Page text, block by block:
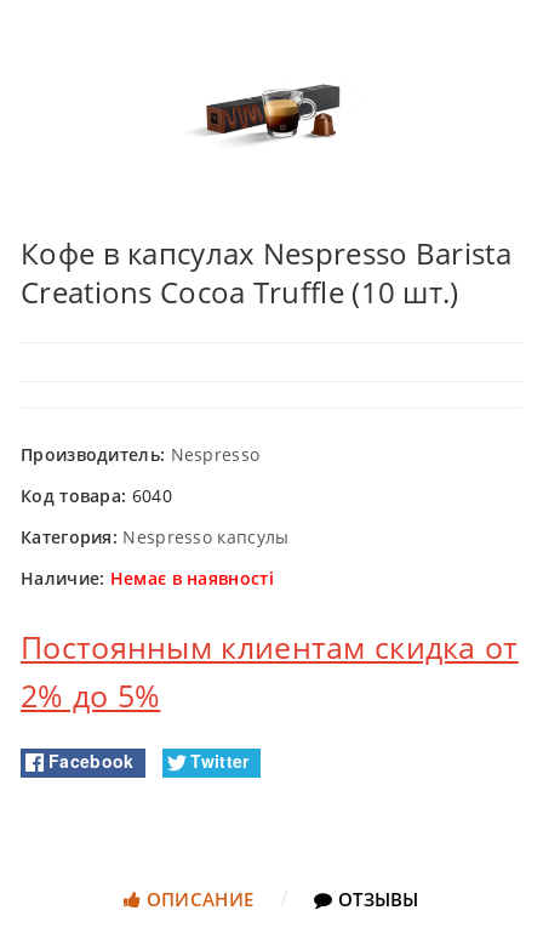
Кофе в капсулах Nespresso Barista
Creations Cocoa Truffle (10 шт.)
Производитель: Nespresso
Код товара: 6040
Категория: Nespresso капсулы
Наличие: Немає в наявності
Постоянным клиентам скидка от
2% до 5%
Facebook Twitter
ОПИСАНИЕ
ОТЗЫВЫ